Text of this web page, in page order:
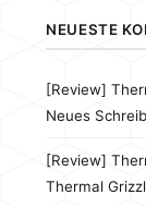
NEUESTE
[Review]
Neues
[Review]
Thermal